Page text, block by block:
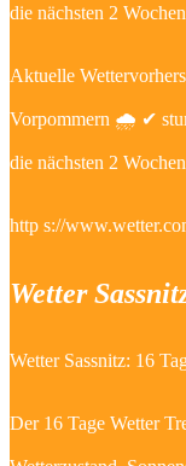
die nächsten 2
Aktuelle
Vorpommern 🌧️ ✔
die nächsten 2
http s://
Wetter
Wetter Sassnitz: 16
Der 16 Tage Wetter